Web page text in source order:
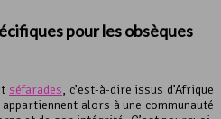
pour les obsèques
séfarades, c’est-à-dire issus d’Afrique
alors à une communauté